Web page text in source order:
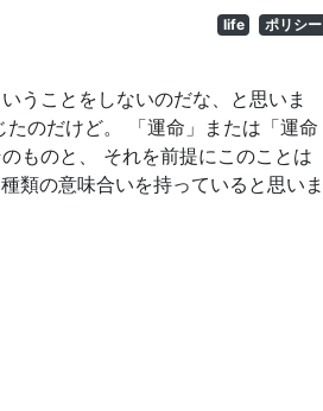
life ポリシー
うことをしないのだな、と思いま
のだけど。 「運命」または「運命
ものと、 それを前提にこのことは
類の意味合いを持っていると思いま